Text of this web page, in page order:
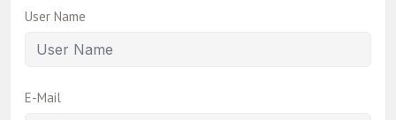
User Name
E-Mail